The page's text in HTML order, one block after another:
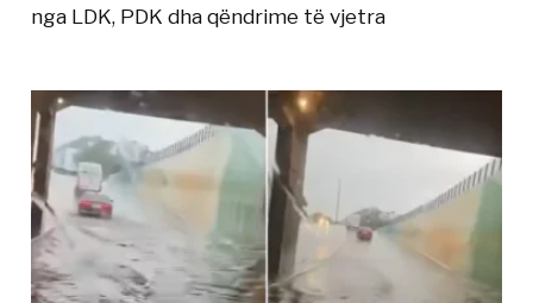
nga LDK, PDK dha qëndrime të vjetra